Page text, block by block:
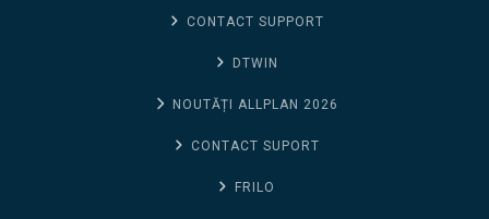
CONTACT SUPPORT
DTWIN
NOUTĂȚI ALLPLAN 2026
CONTACT SUPORT
FRILO